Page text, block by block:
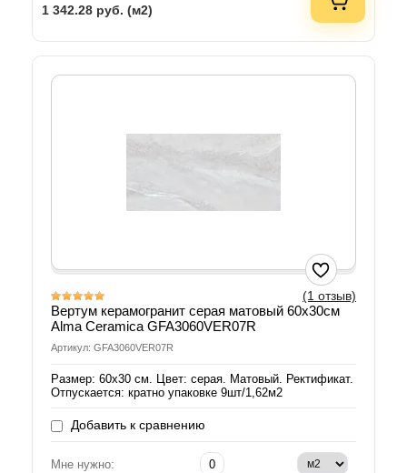
1 342.28 руб. (м2)
(1 отзыв)
Вертум керамогранит серая матовый 60х30см
Alma Ceramica GFA3060VER07R
Артикул: GFA3060VER07R
Размер: 60х30 см. Цвет: серая. Матовый. Ректификат.
Отпускается: кратно упаковке 9шт/1,62м2
Добавить к сравнению
Мне нужно: